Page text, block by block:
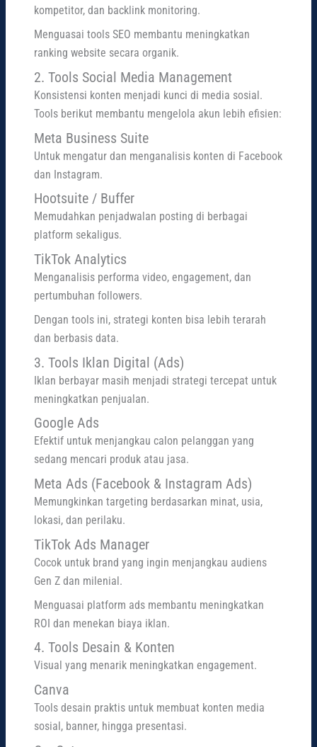
kompetitor, dan backlink monitoring.
Menguasai tools SEO membantu meningkatkan
ranking website secara organik.
2. Tools Social Media Management
Konsistensi konten menjadi kunci di media sosial.
Tools berikut membantu mengelola akun lebih efisien:
Meta Business Suite
Untuk mengatur dan menganalisis konten di Facebook
dan Instagram.
Hootsuite / Buffer
Memudahkan penjadwalan posting di berbagai
platform sekaligus.
TikTok Analytics
Menganalisis performa video, engagement, dan
pertumbuhan followers.
Dengan tools ini, strategi konten bisa lebih terarah
dan berbasis data.
3. Tools Iklan Digital (Ads)
Iklan berbayar masih menjadi strategi tercepat untuk
meningkatkan penjualan.
Google Ads
Efektif untuk menjangkau calon pelanggan yang
sedang mencari produk atau jasa.
Meta Ads (Facebook & Instagram Ads)
Memungkinkan targeting berdasarkan minat, usia,
lokasi, dan perilaku.
TikTok Ads Manager
Cocok untuk brand yang ingin menjangkau audiens
Gen Z dan milenial.
Menguasai platform ads membantu meningkatkan
ROI dan menekan biaya iklan.
4. Tools Desain & Konten
Visual yang menarik meningkatkan engagement.
Canva
Tools desain praktis untuk membuat konten media
sosial, banner, hingga presentasi.